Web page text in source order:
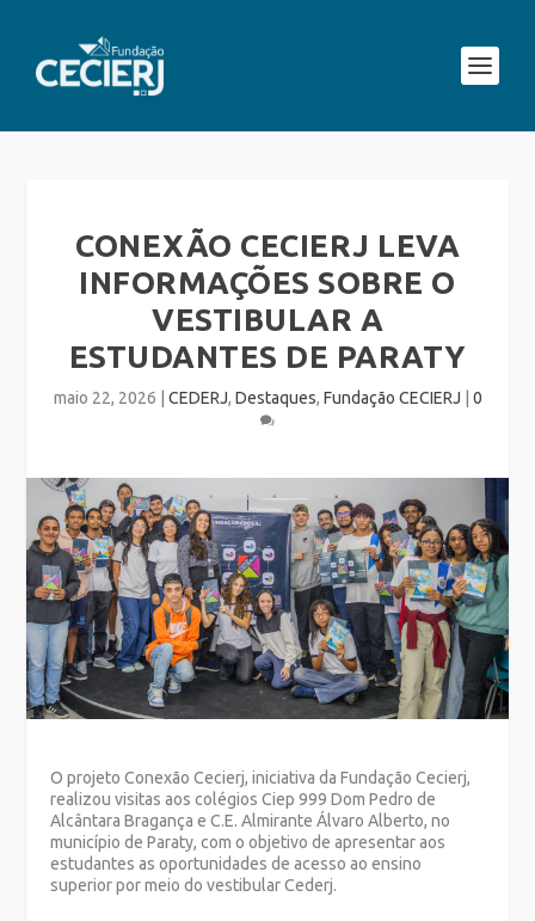
CONEXÃO CECIERJ LEVA
INFORMAÇÕES SOBRE O
VESTIBULAR A
ESTUDANTES DE PARATY
maio 22, 2026 CEDERJ, Destaques, Fundação CECIERJ 0
O projeto Conexão Cecierj, iniciativa da Fundação Cecierj,
realizou visitas aos colégios Ciep 999 Dom Pedro de
Alcântara Bragança e C.E. Almirante Álvaro Alberto, no
município de Paraty, com o objetivo de apresentar aos
estudantes as oportunidades de acesso ao ensino
superior por meio do vestibular Cederj.